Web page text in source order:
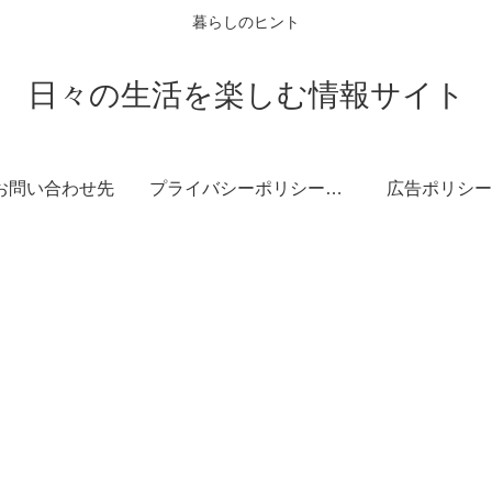
暮らしのヒント
日々の生活を楽しむ情報サイト
問い合わせ先 プライバシーポリシー・免責事項 広告ポリシー